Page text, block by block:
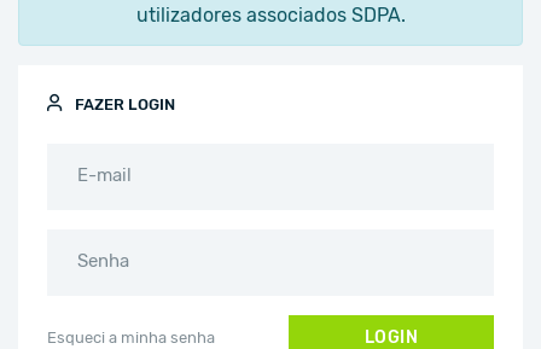
utilizadores associados SDPA.
FAZER LOGIN
E-mail
Senha
Esqueci a minha senha LOGIN